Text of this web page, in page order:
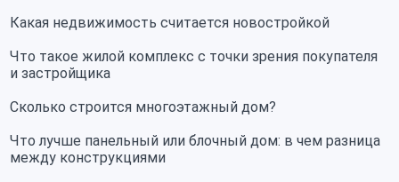
Какая недвижимость считается новостройкой
Что такое жилой комплекс с точки зрения покупателя
и застройщика
Сколько строится многоэтажный дом?
Что лучше панельный или блочный дом: в чем разница
между конструкциями